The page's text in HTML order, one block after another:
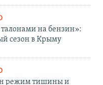
талонами на бензин»:
сезон в Крыму
режим тишины и